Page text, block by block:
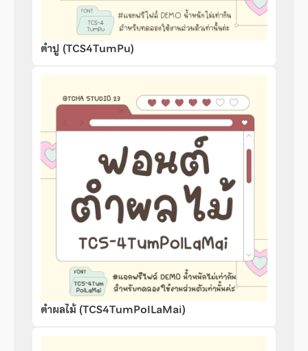
ตำปู (TCS4TumPu)
ตำผลไม้ (TCS4TumPolLaMai)